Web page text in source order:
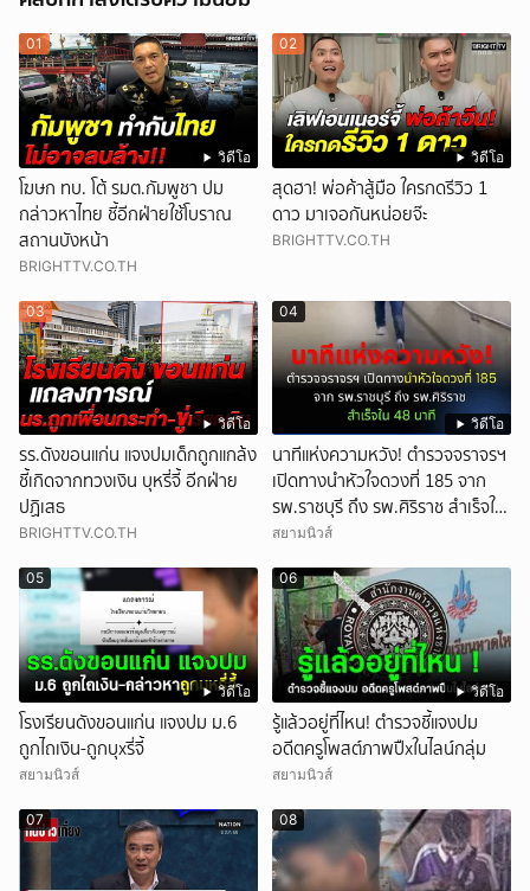
วิดีโอ
01
โฆษก ทบ. โต้ รมต.กัมพูชา ปม
กล่าวหาไทย ชี้อีกฝ่ายใช้โบราณ
สถานบังหน้า
BRIGHTTV.CO.TH
วิดีโอ
02
สุดฮา! พ่อค้าสู้มือ ใครกดรีวิว 1
ดาว มาเจอกันหน่อยจ๊ะ
BRIGHTTV.CO.TH
วิดีโอ
03
รร.ดังขอนแก่น แจงปมเด็กถูกแกล้ง
ชี้เกิดจากทวงเงิน บุหรี่จี้ อีกฝ่าย
ปฏิเสธ
BRIGHTTV.CO.TH
วิดีโอ
04
นาทีแห่งความหวัง! ตำรวจจราจรฯ
เปิดทางนำหัวใจดวงที่ 185 จาก
รพ.ราชบุรี ถึง รพ.ศิริราช สำเร็จใน
48 นาที
สยามนิวส์
วิดีโอ
05
โรงเรียนดังขอนแก่น แจงปม ม.6
ถูกไถเงิน-ถูกบุxรี่จี้
สยามนิวส์
วิดีโอ
06
รู้แล้วอยู่ที่ไหน! ตำรวจชี้แจงปม
อดีตครูโพสต์ภาพปืxในไลน์กลุ่ม
สยามนิวส์
07 08